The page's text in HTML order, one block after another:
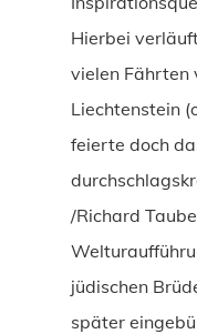
Hierbei
vielen Fährten
Liechtenstein
feierte doch
/Richard
jüdischen
später